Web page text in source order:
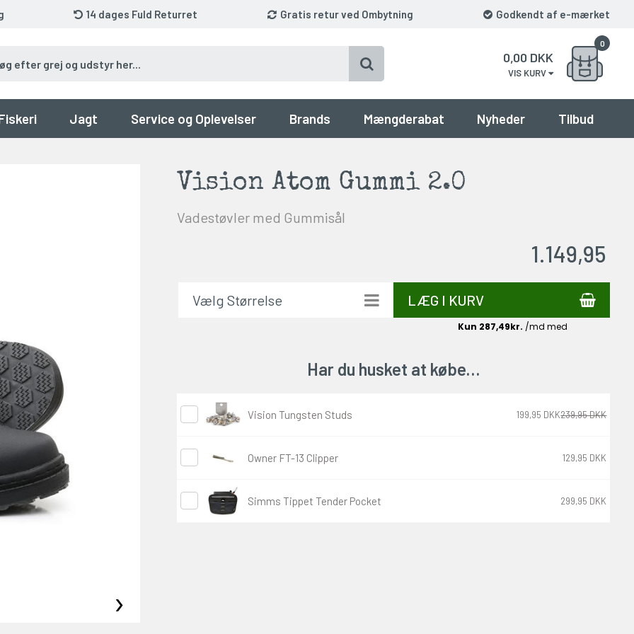
14 dages Fuld Returret Gratis retur ved Ombytning Godkendt af e-mærket
0
0,00 DKK
VIS KURV
Jagt Service og Oplevelser Brands Mængderabat Nyheder Tilbud
›
Vision Atom Gummi 2.0
Vadestøvler med Gummisål
1.149,95
LÆG I KURV
Har du husket at købe…
Vision Tungsten Studs 199,95 DKK239,95 DKK
Owner FT-13 Clipper 129,95 DKK
Simms Tippet Tender Pocket 299,95 DKK